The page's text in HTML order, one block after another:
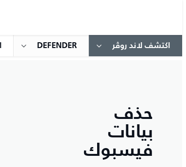
اكتشف لاند روڤر DEFENDER
حذف
بيانات
فيسبوك